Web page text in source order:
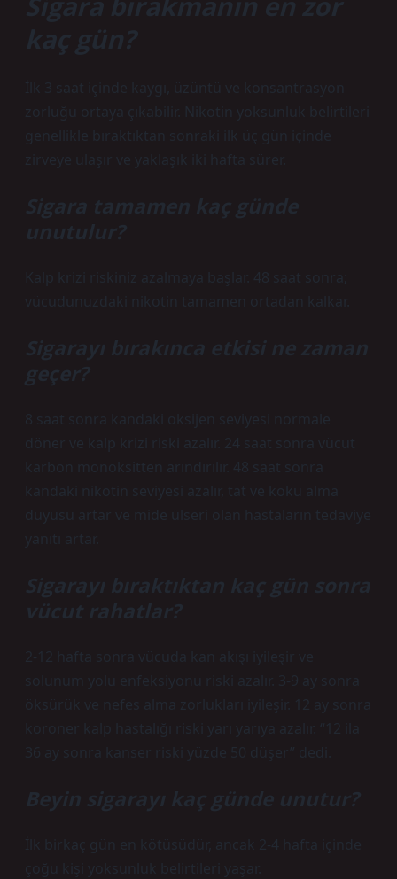
kaç gün?
İlk 3 saat içinde kaygı, üzüntü ve konsantrasyon
zorluğu ortaya çıkabilir. Nikotin yoksunluk belirtileri
genellikle bıraktıktan sonraki ilk üç gün içinde
zirveye ulaşır ve yaklaşık iki hafta sürer.
Sigara tamamen kaç günde
unutulur?
Kalp krizi riskiniz azalmaya başlar. 48 saat sonra;
vücudunuzdaki nikotin tamamen ortadan kalkar.
Sigarayı bırakınca etkisi ne zaman
geçer?
8 saat sonra kandaki oksijen seviyesi normale
döner ve kalp krizi riski azalır. 24 saat sonra vücut
karbon monoksitten arındırılır. 48 saat sonra
kandaki nikotin seviyesi azalır, tat ve koku alma
duyusu artar ve mide ülseri olan hastaların tedaviye
yanıtı artar.
Sigarayı bıraktıktan kaç gün sonra
vücut rahatlar?
2-12 hafta sonra vücuda kan akışı iyileşir ve
solunum yolu enfeksiyonu riski azalır. 3-9 ay sonra
öksürük ve nefes alma zorlukları iyileşir. 12 ay sonra
koroner kalp hastalığı riski yarı yarıya azalır. “12 ila
36 ay sonra kanser riski yüzde 50 düşer” dedi.
Beyin sigarayı kaç günde unutur?
İlk birkaç gün en kötüsüdür, ancak 2-4 hafta içinde
çoğu kişi yoksunluk belirtileri yaşar.